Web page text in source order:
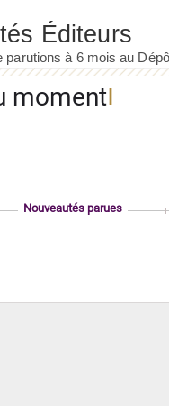
moment
Nouveautés parues